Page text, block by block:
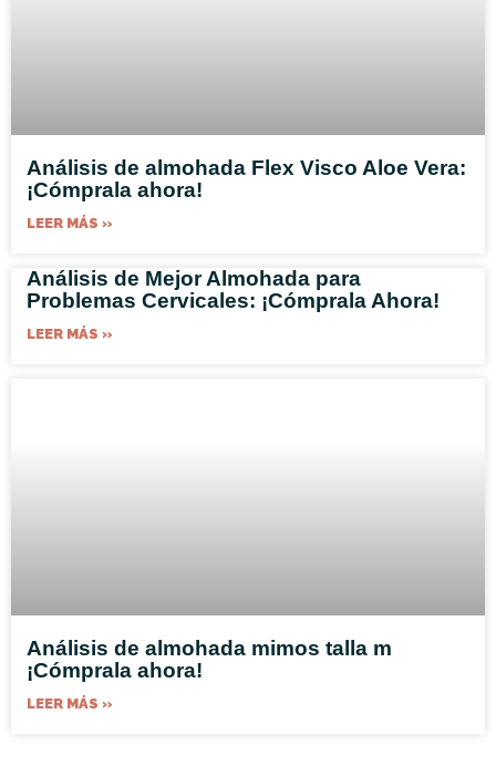
Análisis de almohada Flex Visco Aloe Vera:
¡Cómprala ahora!
LEER MÁS »
Análisis de Mejor Almohada para
Problemas Cervicales: ¡Cómprala Ahora!
LEER MÁS »
Análisis de almohada mimos talla m
¡Cómprala ahora!
LEER MÁS »